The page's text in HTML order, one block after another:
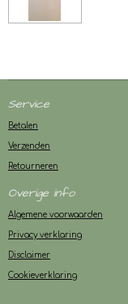
Service
Betalen
Verzenden
Retourneren
Overige info
Algemene voorwaarden
Privacy verklaring
Disclaimer
Cookieverklaring